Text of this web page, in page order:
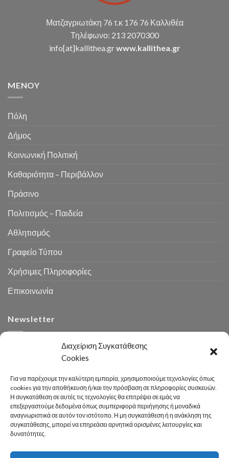
Διαχείριση Συγκατάθεσης
Cookies
Για να παρέχουμε την καλύτερη εμπειρία, χρησιμοποιούμε τεχνολογίες όπως
cookies για την αποθήκευση ή/και την πρόσβαση σε πληροφορίες συσκευών.
Η συγκατάθεση σε αυτές τις τεχνολογίες θα επιτρέψει σε εμάς να
επεξεργαστούμε δεδομένα όπως συμπεριφορά περιήγησης ή μοναδικά
αναγνωριστικά σε αυτόν τον ιστότοπο. Η μη συγκατάθεση ή η ανάκληση της
συγκατάθεσης, μπορεί να επηρεάσει αρνητικά ορισμένες λειτουργίες και
δυνατότητες.
Ματζαγριωτάκη 76 τ.κ 176 76 Καλλιθέα
Τηλέφωνο: 213 2070300
info[at]kallithea.grwww.kallithea.gr
MENOY
Πόλη
Δήμος
Κοινωνική Πολιτική
Καθαριότητα – Περιβάλλον
Πράσινο
Πολιτισμός – Παιδεία
Αθλητισμός
Γραφείο Τύπου
Χρήσιμες Πληροφορίες
Επικοινωνία
Newsletter
Αναζήτηση